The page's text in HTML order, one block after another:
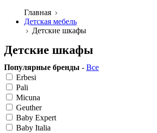
Главная
Детская мебель
Детские шкафы
Детские шкафы
Популярные бренды - Все
Erbesi
Pali
Micuna
Geuther
Baby Expert
Baby Italia